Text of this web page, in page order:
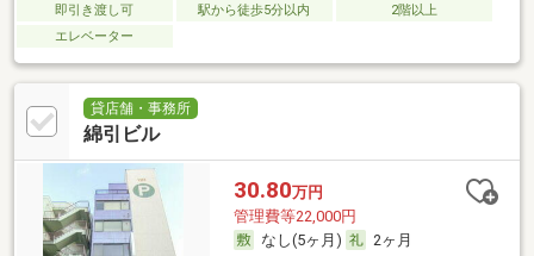
即引き渡し可 駅から徒歩5分以内
2階以上
エレベーター
貸店舗・事務所
綿引ビル
30.80万円
管理費等22,000円
なし(5ヶ月)
2ヶ月